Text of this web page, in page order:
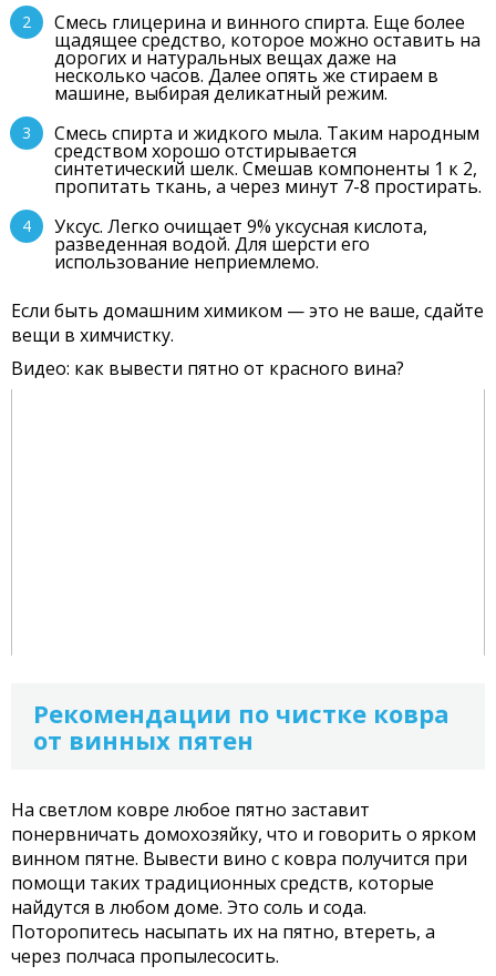
Смесь глицерина и винного спирта. Еще более
щадящее средство, которое можно оставить на
дорогих и натуральных вещах даже на
несколько часов. Далее опять же стираем в
машине, выбирая деликатный режим.
Смесь спирта и жидкого мыла. Таким народным
средством хорошо отстирывается
синтетический шелк. Смешав компоненты 1 к 2,
пропитать ткань, а через минут 7-8 простирать.
Уксус. Легко очищает 9% уксусная кислота,
разведенная водой. Для шерсти его
использование неприемлемо.
Если быть домашним химиком — это не ваше, сдайте
вещи в химчистку.
Видео: как вывести пятно от красного вина?
Рекомендации по чистке ковра
от винных пятен
На светлом ковре любое пятно заставит
понервничать домохозяйку, что и говорить о ярком
винном пятне. Вывести вино с ковра получится при
помощи таких традиционных средств, которые
найдутся в любом доме. Это соль и сода.
Поторопитесь насыпать их на пятно, втереть, а
через полчаса пропылесосить.